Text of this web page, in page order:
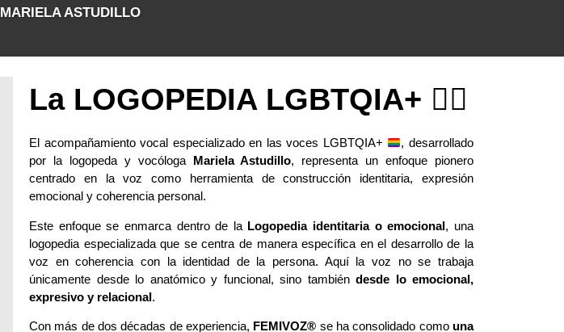
MARIELA ASTUDILLO
La LOGOPEDIA LGBTQIA+ 🏳️‍🌈
El acompañamiento vocal especializado en las voces LGBTQIA+
, desarrollado
por la logopeda y vocóloga Mariela Astudillo, representa un enfoque pionero
centrado en la voz como herramienta de construcción identitaria, expresión
emocional y coherencia personal.
Este enfoque se enmarca dentro de la Logopedia identitaria o emocional, una
logopedia especializada que se centra de manera específica en el desarrollo de la
voz en coherencia con la identidad de la persona. Aquí la voz no se trabaja
únicamente desde lo anatómico y funcional, sino también desde lo emocional,
expresivo y relacional.
Con más de dos décadas de experiencia, FEMIVOZ® se ha consolidado como una